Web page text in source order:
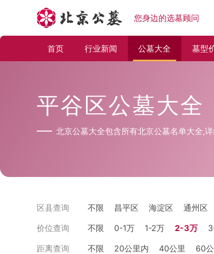
您身边的选墓顾问
首页 行业新闻 公墓大全 墓型
平谷区公墓大全
北京公墓大全包含所有北京公墓名单大全,
区县查询 不限 昌平区 海淀区 通州区
价位查询
不限 0-1万 1-2万 2-3万
距离查询
不限 20公里内 40公里 60